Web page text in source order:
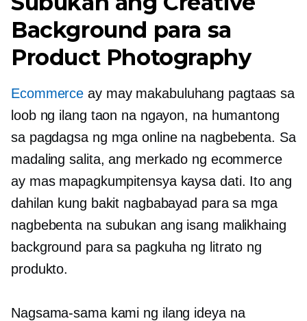
Background para sa
Product Photography
Ecommerce ay may makabuluhang pagtaas sa
loob ng ilang taon na ngayon, na humantong
sa pagdagsa ng mga online na nagbebenta. Sa
madaling salita, ang merkado ng ecommerce
ay mas mapagkumpitensya kaysa dati. Ito ang
dahilan kung bakit nagbabayad para sa mga
nagbebenta na subukan ang isang malikhaing
background para sa pagkuha ng litrato ng
produkto.
Nagsama-sama kami ng ilang ideya na